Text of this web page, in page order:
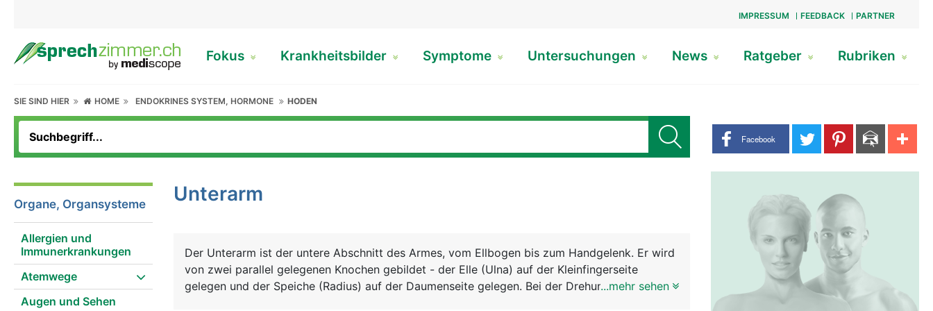
IMPRESSUM FEEDBACK PARTNER
Fokus Krankheitsbilder Symptome Untersuchungen News Ratgeber Rubriken
SIE SIND HIER HOME ENDOKRINES SYSTEM, HORMONE HODEN
Share buttons
Facebook
Organe, Organsysteme
Allergien und
Immunerkrankungen
Atemwege
Augen und Sehen
Unterarm
Der Unterarm ist der untere Abschnitt des Armes, vom Ellbogen bis zum Handgelenk. Er wird
von zwei parallel gelegenen Knochen gebildet - der Elle (Ulna) auf der Kleinfingerseite
gelegen und der Speiche (Radius) auf der Daumenseite gelegen. Bei der Drehung des...mehr sehen